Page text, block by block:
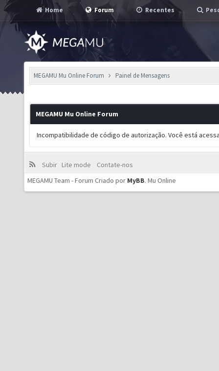
Home Forum Recentes
MEGAMU Mu Online Forum Painel de Mensagens
MEGAMU Mu Online Forum
Incompatibilidade de código de autorização. Você está
Subir Lite mode
Contate-nos
MEGAMU Team - Forum Criado por MyBB. Mu Online